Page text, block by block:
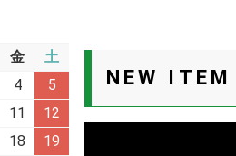
金
土
4
5
11
12
18
19
NEW ITEM